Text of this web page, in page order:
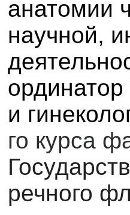
анатомии
научной,
и
го курса
речного